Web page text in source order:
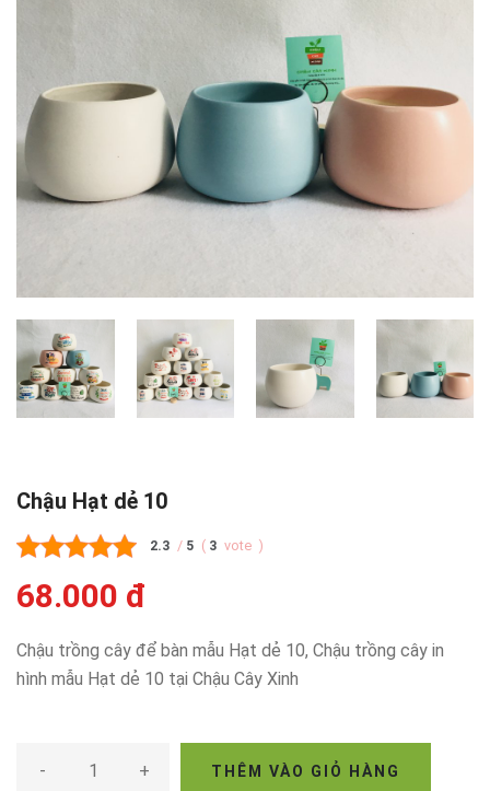
Chậu Hạt dẻ 10
2.3 / 5 ( 3 vote )
68.000 đ
Chậu trồng cây để bàn mẫu Hạt dẻ 10, Chậu trồng cây in
hình mẫu Hạt dẻ 10 tại Chậu Cây Xinh
- + THÊM VÀO GIỎ HÀNG